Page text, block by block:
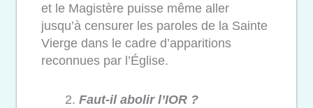
et le Magistère puisse même aller
jusqu’à censurer les paroles de la Sainte
Vierge dans le cadre d’apparitions
reconnues par l’Église.
Faut-il abolir l’IOR ?